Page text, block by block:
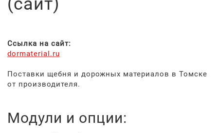
Ссылка на сайт:
dormaterial.ru
Поставки щебня и дорожных материалов в Томске
от производителя.
Модули и опции: